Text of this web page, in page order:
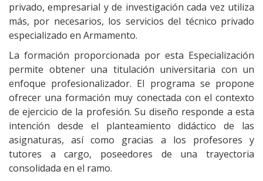
privado, empresarial y de investigación cada vez utiliza
más, por necesarios, los servicios del técnico privado
especializado en Armamento.
La formación proporcionada por esta Especialización
permite obtener una titulación universitaria con un
enfoque profesionalizador. El programa se propone
ofrecer una formación muy conectada con el contexto
de ejercicio de la profesión. Su diseño responde a esta
intención desde el planteamiento didáctico de las
asignaturas, así como gracias a los profesores y
tutores a cargo, poseedores de una trayectoria
consolidada en el ramo.